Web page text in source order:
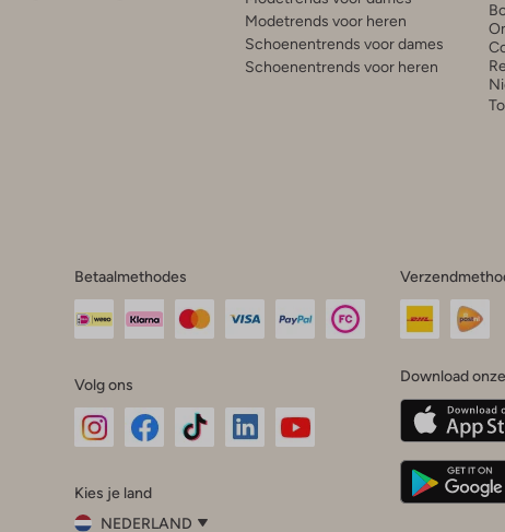
Modetrends voor heren
Schoenentrends voor dames
Schoenentrends voor heren
Betaalmethodes
Volg ons
InstagramFacebook
Kies je land
NEDERLAND
Download